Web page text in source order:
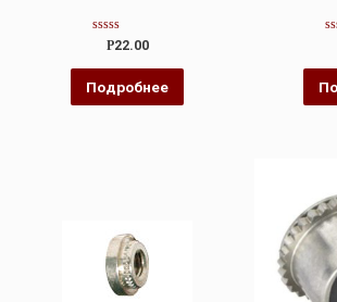
Оценка
из
Р22.00
Подробнее
из